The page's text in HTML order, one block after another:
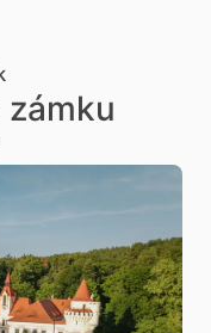
zámku